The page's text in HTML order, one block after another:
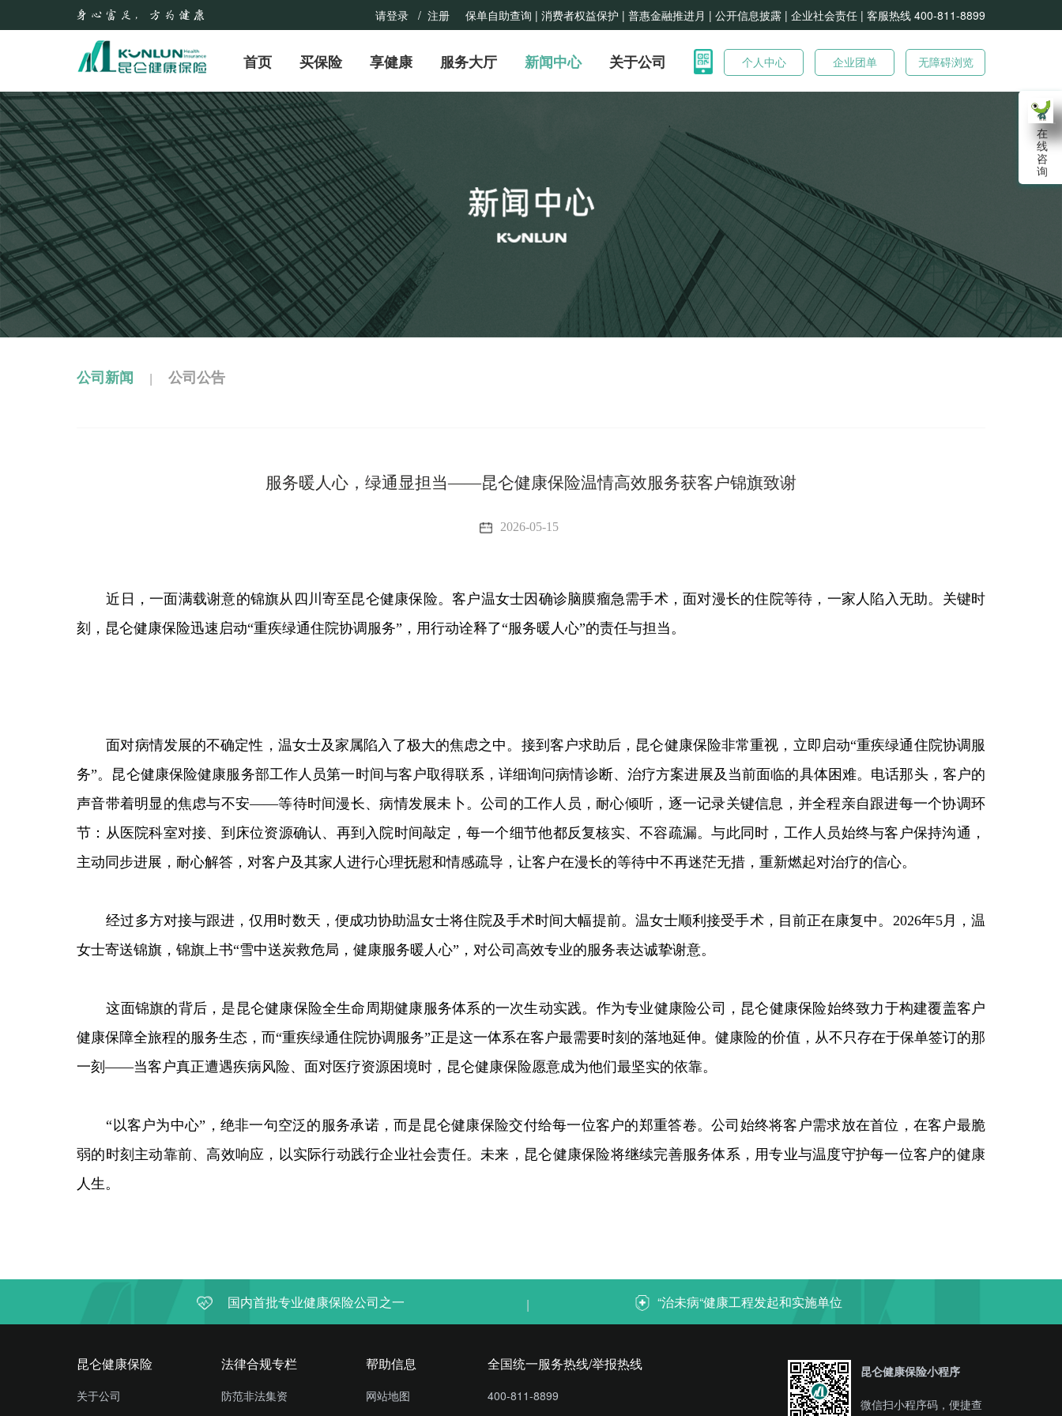
请登录 / 注册 保单自助查询 | 消费者权益保护 | 普惠金融推进月 | 公开信息披露 | 企业社会责任 | 客服热线 400-811-8899
首页 买保险 享健康 服务大厅 新闻中心 关于公司 个人中心 企业团单 无障碍浏览
在
线
咨
询
公司新闻 | 公司公告
服务暖人心，绿通显担当——昆仑健康保险温情高效服务获客户锦旗致谢
2026-05-15
近日，一面满载谢意的锦旗从四川寄至昆仑健康保险。客户温女士因确诊脑膜瘤急需手术，面对漫长的住院等待，一家人陷入无助。关键时
刻，昆仑健康保险迅速启动“重疾绿通住院协调服务” ，用行动诠释了“服务暖人心”的责任与担当。
面对病情发展的不确定性，温女士及家属陷入了极大的焦虑之中。接到客户求助后，昆仑健康保险非常重视，立即启动“重疾绿通住院协调服
务”。昆仑健康保险健康服务部工作人员第一时间与客户取得联系，详细询问病情诊断、治疗方案进展及当前面临的具体困难。电话那头，客户的
声音带着明显的焦虑与不安——等待时间漫长、病情发展未卜。公司的工作人员，耐心倾听，逐一记录关键信息，并全程亲自跟进每一个协调环
节：从医院科室对接、到床位资源确认、再到入院时间敲定，每一个细节他都反复核实、不容疏漏。与此同时，工作人员始终与客户保持沟通，
主动同步进展，耐心解答，对客户及其家人进行心理抚慰和情感疏导，让客户在漫长的等待中不再迷茫无措，重新燃起对治疗的信心。
经过多方对接与跟进，仅用时数天，便成功协助温女士将住院及手术时间大幅提前。温女士顺利接受手术，目前正在康复中。 2026年5月，温
女士寄送锦旗，锦旗上书“雪中送炭救危局，健康服务暖人心” ，对公司高效专业的服务表达诚挚谢意。
这面锦旗的背后，是昆仑健康保险全生命周期健康服务体系的一次生动实践。作为专业健康险公司，昆仑健康保险始终致力于构建覆盖客户
健康保障全旅程的服务生态，而“重疾绿通住院协调服务”正是这一体系在客户最需要时刻的落地延伸。健康险的价值，从不只存在于保单签订的那
一刻——当客户真正遭遇疾病风险、面对医疗资源困境时，昆仑健康保险愿意成为他们最坚实的依靠。
“以客户为中心” ，绝非一句空泛的服务承诺，而是昆仑健康保险交付给每一位客户的郑重答卷。公司始终将客户需求放在首位，在客户最脆
弱的时刻主动靠前、高效响应，以实际行动践行企业社会责任。未来，昆仑健康保险将继续完善服务体系，用专业与温度守护每一位客户的健康
人生。
国内首批专业健康保险公司之一 | “治未病“健康工程发起和实施单位
昆仑健康保险
关于公司
法律合规专栏
防范非法集资
帮助信息
网站地图
全国统一服务热线/举报热线
400-811-8899
昆仑健康保险小程序
微信扫小程序码，便捷查